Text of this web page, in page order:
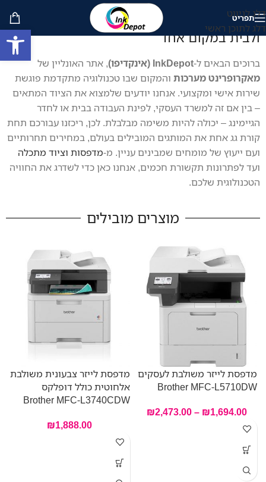
דלג לניווט
דלג לתוכן ראשי
תפריט אינקדיפו | InkDepot – כל הפתרונות למשרד
ולבית במקום אחד
ברוכים הבאים ל-InkDepot (אינקדיפו)
, אתר האונליין של
מאקרופרינט מערכות והמקום שבו טכנולוגיה מתקדמת פוגשת
שירות אישי ומקצועי. אנחנו יודעים שלמצוא את הציוד המתאים
– בין אם זה למשרד העסקי, לפינת העבודה בבית או לחדר
הגיימינג – יכולה להיות משימה מבלבלת. לכן, ריכזנו עבורכם תחת
קורת גג אחת את המותגים המובילים בעולם, במחירים תחרותיים
ועם ייעוץ של מומחים שמבינים עניין. מ-מדפסות וציוד מתכלה
ועד לפתרונות תקשורת חכמים, אנחנו כאן כדי לשדרג את החוויה
הטכנולוגית שלכם.
מוצרים מובילים
מדפסת לייזר משולבת לעסקים
Brother MFC-L5710DW
₪1,694.00
–
₪2,473.00
מדפסת לייזר צבעונית משולבת
אלחוטית כולל דופלקס
Brother MFC-L3740CDW
₪1,888.00
פתח